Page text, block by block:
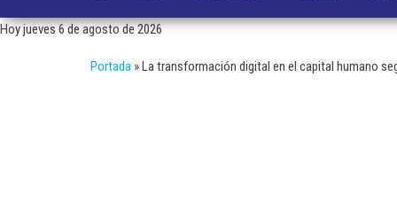
Hoy jueves 6 de agosto de 2026
Portada »La transformación digital en el capital humano